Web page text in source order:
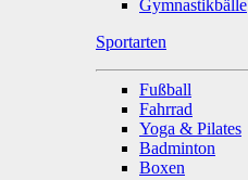
Gymnastikbälle
Sportarten
Fußball
Fahrrad
Yoga & Pilates
Badminton
Boxen